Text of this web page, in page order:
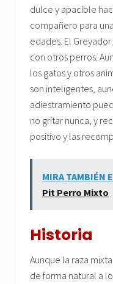
dulce y apacible
compañero para
edades. El
con otros perros.
los gatos y otros
son inteligentes,
adiestramiento
no gritar nunca, y
positivo y las
MIRA TAMBIÉN
Pit Perro Mixto
Historia
Aunque la raza
de forma natural a